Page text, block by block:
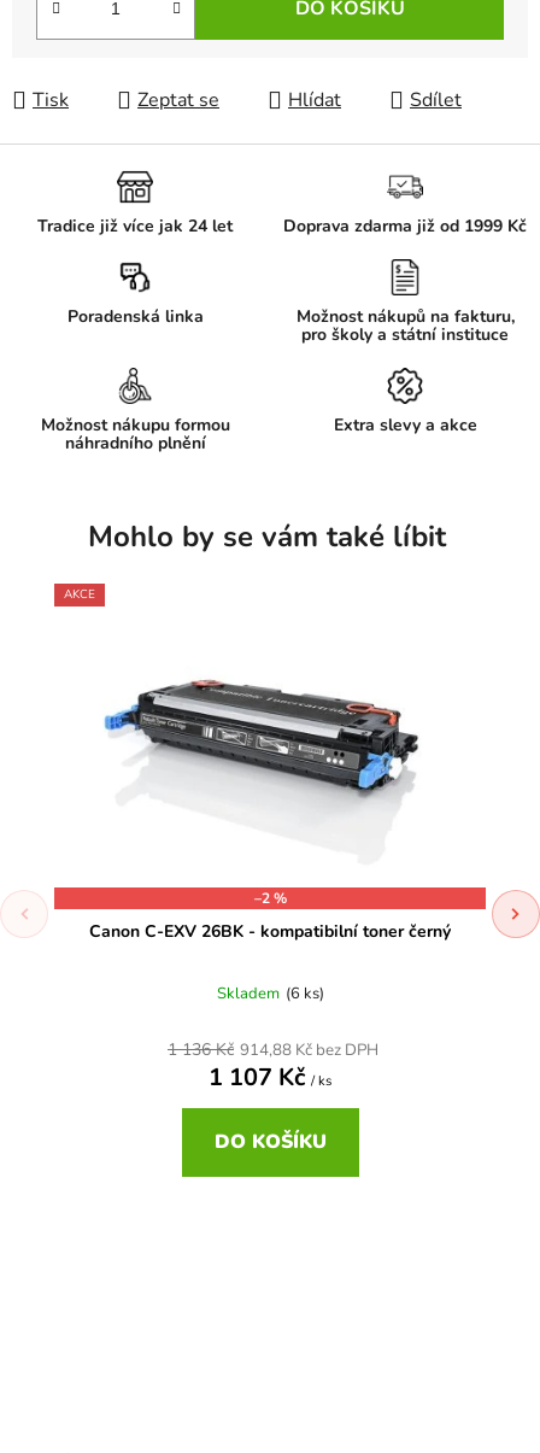
DO KOŠÍKU
Tisk Zeptat se Hlídat Sdílet
Tradice již více jak 24 let Doprava zdarma již od 1999 Kč
Poradenská linka Možnost nákupů na fakturu,
pro školy a státní instituce
Možnost nákupu formou
náhradního plnění
Extra slevy a akce
Mohlo by se vám také líbit
AKCE
–2 %
Canon C-EXV 26BK - kompatibilní toner černý
Skladem (6 ks)
914,88 Kč bez DPH
1 107 Kč / ks
1 136 Kč
DO KOŠÍKU